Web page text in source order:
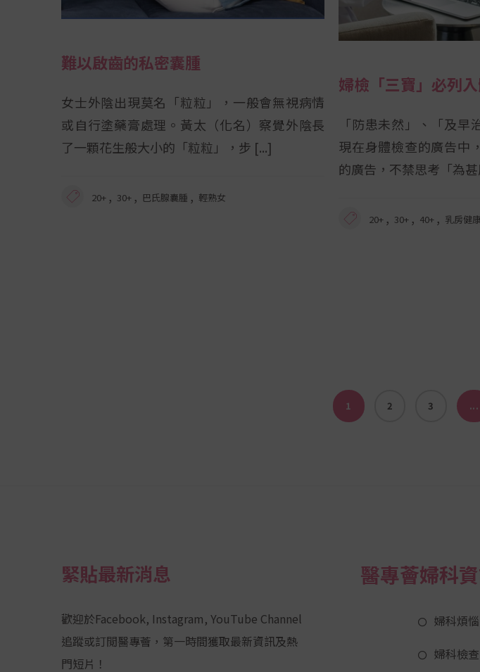
難以啟齒的私密囊腫
女士外陰出現莫名「粒粒」，一般會無視病情
或自行塗藥膏處理。黃太（化名）察覺外陰長
了一顆花生般大小的「粒粒」，步
20+ , 30+ , 巴氏腺囊腫 , 輕熟女
婦檢「三寶」必列
「防患未然」、「及早
現在身體檢查的廣告中
的廣告，不禁思考「為
20+ , 30+ , 40+ , 乳房健康
1 2 3 ...
緊貼最新消息
歡迎於Facebook, Instagram, YouTube Channel
追蹤或訂閲醫專薈，第一時間獲取最新資訊及熱
門短片！
醫專薈婦科
婦科煩惱
婦科檢查